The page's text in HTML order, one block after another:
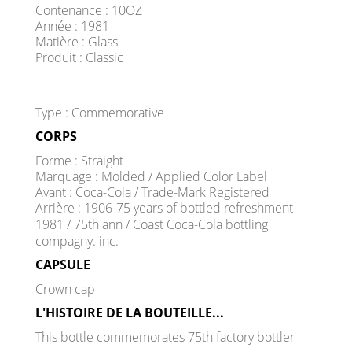
Contenance : 10OZ
Année : 1981
Matière : Glass
Produit : Classic
Type : Commemorative
CORPS
Forme : Straight
Marquage : Molded / Applied Color Label
Avant : Coca-Cola / Trade-Mark Registered
Arrière : 1906-75 years of bottled refreshment-
1981 / 75th ann / Coast Coca-Cola bottling
compagny. inc.
CAPSULE
Crown cap
L'HISTOIRE DE LA BOUTEILLE...
This bottle commemorates 75th factory bottler